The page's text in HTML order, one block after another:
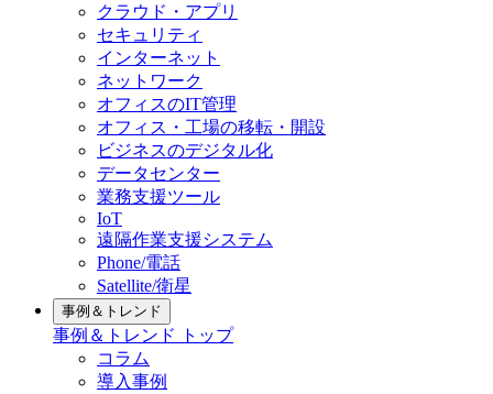
クラウド・アプリ
セキュリティ
インターネット
ネットワーク
オフィスのIT管理
オフィス・工場の移転・開設
ビジネスのデジタル化
データセンター
業務支援ツール
IoT
遠隔作業支援システム
Phone/電話
Satellite/衛星
事例＆トレンド
事例＆トレンド トップ
コラム
導入事例